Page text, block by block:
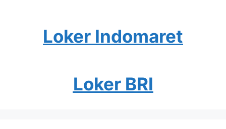
Loker Indomaret
Loker BRI